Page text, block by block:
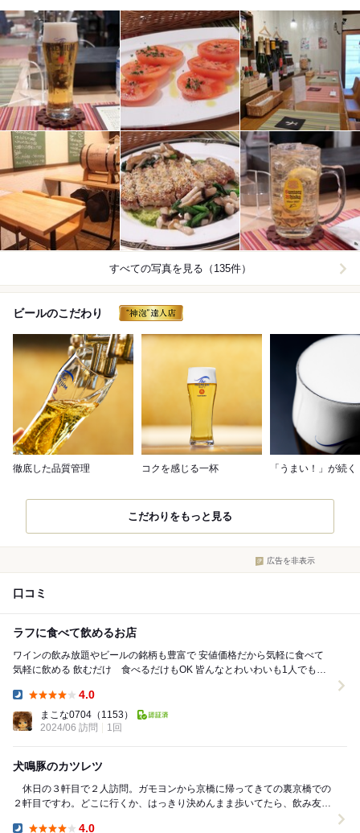
すべての写真を見る（135件）
ビールのこだわり
徹底した品質管理 コクを感じる一杯 「うまい！」が続く
こだわりをもっと見る
広告を非表示
口コミ
ラフに食べて飲めるお店
ワインの飲み放題やビールの銘柄も豊富で 安値価格だから気軽に食べて
気軽に飲める 飲むだけ 食べるだけもOK 皆んなとわいわいも1人でも入
4.0
まこな0704 （1153）
2024/06 訪問
1回
犬鳴豚のカツレツ
休日の３軒目で２人訪問。ガモヨンから京橋に帰ってきての裏京橋での
２軒目ですわ。どこに行くか、はっきり決めんまま歩いてたら、飲み友さ
4.0